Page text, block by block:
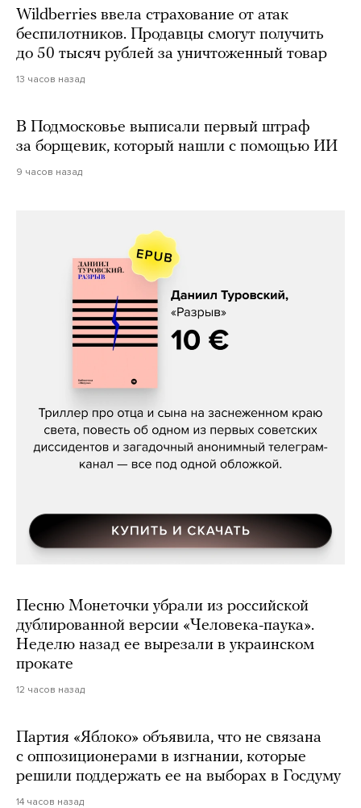
Wildberries ввела страхование от атак
беспилотников. Продавцы смогут получить
до 50 тысяч рублей за уничтоженный товар
13 часов назад
В Подмосковье выписали первый штраф
за борщевик, который нашли с помощью ИИ
9 часов назад
Даниил Туровский, «Разрыв»
Песню Монеточки убрали из российской
дублированной версии «Человека-паука».
Неделю назад ее вырезали в украинском
прокате
12 часов назад
Партия «Яблоко» объявила, что не связана
с оппозиционерами в изгнании, которые
решили поддержать ее на выборах в Госдуму
14 часов назад